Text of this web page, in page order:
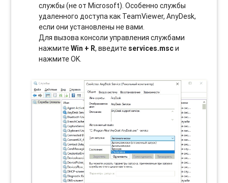
службы (не от Microsoft). Особенно службы
удаленного доступа как TeamViewer, AnyDesk,
если они установлены не вами.
Для вызова консоли управления службами
нажмитеWin + R, введите services.mscи
нажмите OK.